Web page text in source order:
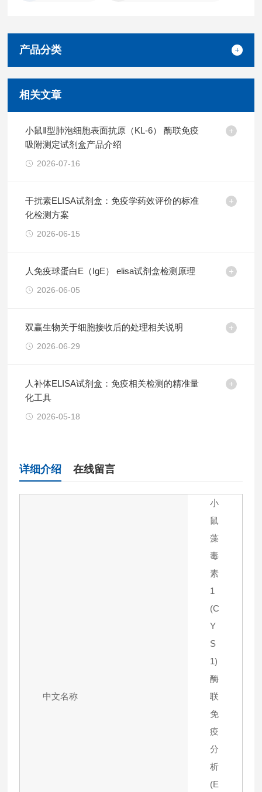
产品分类
相关文章
小鼠Ⅱ型肺泡细胞表面抗原（KL-6） 酶联免疫
吸附测定试剂盒产品介绍
2026-07-16
干扰素ELISA试剂盒：免疫学药效评价的标准
化检测方案
2026-06-15
人免疫球蛋白E（IgE） elisa试剂盒检测原理
2026-06-05
双赢生物关于细胞接收后的处理相关说明
2026-06-29
人补体ELISA试剂盒：免疫相关检测的精准量
化工具
2026-05-18
详细介绍 在线留言
中文名称
小
鼠
藻
毒
素
1
(C
Y
S
1)
酶
联
免
疫
分
析
(E